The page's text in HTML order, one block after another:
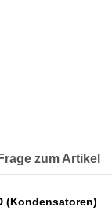
Frage zum Artikel
(Kondensatoren)